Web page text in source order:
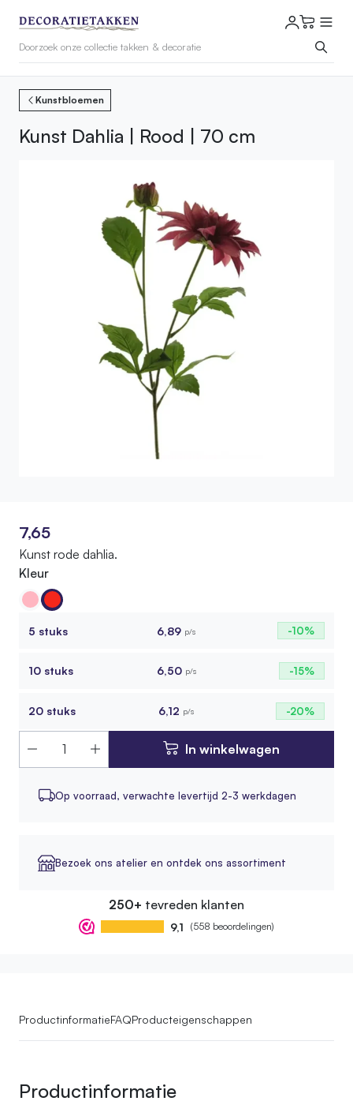
Kunstbloemen
Kunst Dahlia | Rood | 70 cm
7,65
Kunst rode dahlia.
Kleur
5 stuks 6,89 p/s -10%
10 stuks 6,50 p/s -15%
20 stuks 6,12 p/s -20%
In winkelwagen
Op voorraad, verwachte levertijd 2-3 werkdagen
Bezoek ons atelier en ontdek ons assortiment
250+ tevreden klanten
9,1 (558 beoordelingen)
ProductinformatieFAQProducteigenschappen
Productinformatie